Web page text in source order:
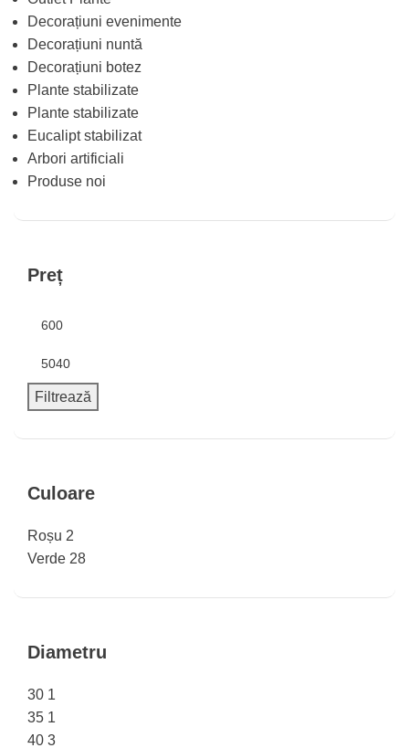
Decorațiuni evenimente
Decorațiuni nuntă
Decorațiuni botez
Plante stabilizate
Plante stabilizate
Eucalipt stabilizat
Arbori artificiali
Produse noi
Preț
Filtrează
Culoare
Roșu 2
Verde 28
Diametru
30 1
35 1
40 3